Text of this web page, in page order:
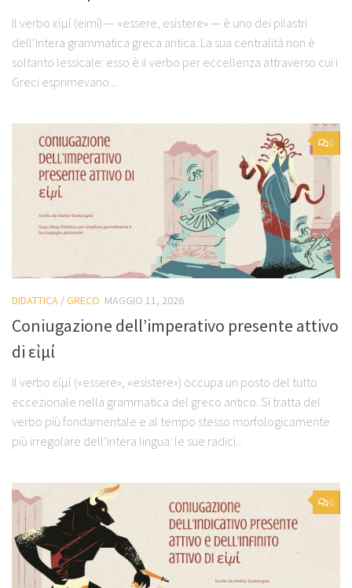
Il verbo εἰμί (eimí) — «essere, esistere» — è uno dei pilastri
dell’intera grammatica greca antica. La sua centralità non è
soltanto lessicale: esso è il verbo per eccellenza attraverso cui i
Greci esprimevano...
0
DIDATTICA /GRECO MAGGIO 11, 2026
Coniugazione dell’imperativo presente attivo
di εἰμί
Il verbo εἰμί («essere», «esistere») occupa un posto del tutto
eccezionale nella grammatica del greco antico. Si tratta del
verbo più fondamentale e al tempo stesso morfologicamente
più irregolare dell’intera lingua: le sue radici...
0